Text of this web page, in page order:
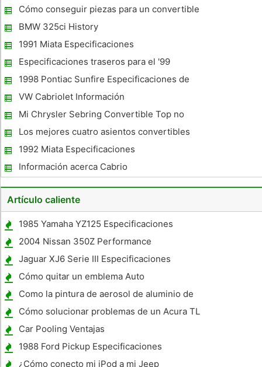
Especificaciones
Cómo conseguir piezas para un convertible
BMW 325ci History
1991 Miata Especificaciones
Especificaciones traseros para el '99
Camaro
1998 Pontiac Sunfire Especificaciones de
par
VW Cabriolet Información
Mi Chrysler Sebring Convertible Top no
subiré
Los mejores cuatro asientos convertibles
1992 Miata Especificaciones
Información acerca Cabrio
Artículo caliente
1985 Yamaha YZ125 Especificaciones
2004 Nissan 350Z Performance
Jaguar XJ6 Serie III Especificaciones
Cómo quitar un emblema Auto
Como la pintura de aerosol de aluminio de
coches Llantas
Cómo solucionar problemas de un Acura TL
2005
Car Pooling Ventajas
1988 Ford Pickup Especificaciones
Camiones
¿Cómo conecto mi iPod a mi Jeep